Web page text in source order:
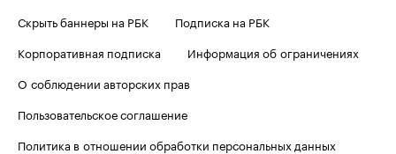
Скрыть баннеры на РБК
Подписка на РБК
Корпоративная подписка
Информация об ограничениях
О соблюдении авторских прав
Пользовательское соглашение
Политика в отношении обработки персональных данных